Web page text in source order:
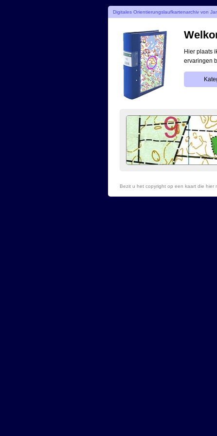
Digitales Orientierungslaufkartenarchiv von
Hier plaats
ervaringen
Bezit u het copyright op een kaart die hier